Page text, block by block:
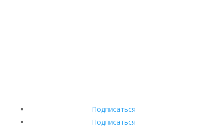
Подписаться
Подписаться